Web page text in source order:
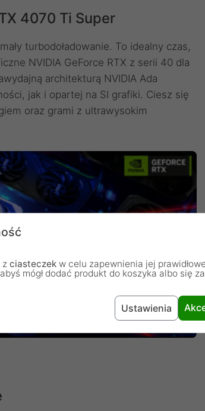
4070 Ti Super
turbodoładowanie. To idealny czas,
NVIDIA GeForce RTX z serii 40 dla
architekturą NVIDIA Ada
jak i opartej na SI grafiki. Ciesz się
oraz grami z ultrawysokim
z ciasteczek w celu zapewnienia jej
mógł dodać produkt do koszyka albo się
Ustawienia